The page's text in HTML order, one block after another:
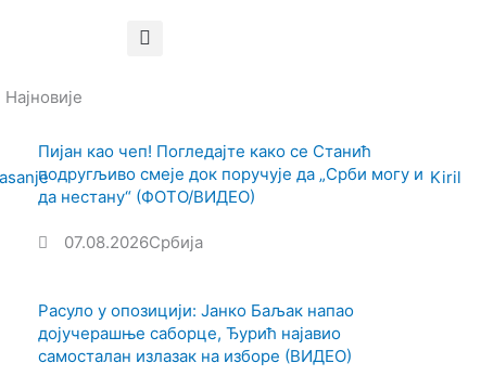
Најновије
Пијан као чеп! Погледајте како се Станић
подругљиво смеје док поручује да „Срби могу и
да нестану“ (ФОТО/ВИДЕО)
07.08.2026Србија
Расуло у опозицији: Јанко Баљак напао
дојучерашње саборце, Ђурић најавио
самосталан излазак на изборе (ВИДЕО)